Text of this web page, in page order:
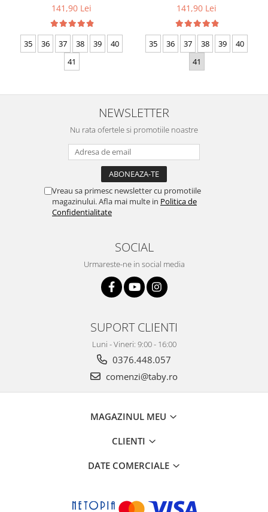
141,90 Lei
35 36 37 38 39
40
41
141,90 Lei
35 36 37 38 39
40
41
NEWSLETTER
Nu rata ofertele si promotiile noastre
Vreau sa primesc newsletter cu promotiile
magazinului. Afla mai multe in Politica de
Confidentialitate
SOCIAL
Urmareste-ne in social media
SUPORT CLIENTI
Luni - Vineri: 9:00 - 16:00
0376.448.057
comenzi@taby.ro
MAGAZINUL MEU
CLIENTI
DATE COMERCIALE